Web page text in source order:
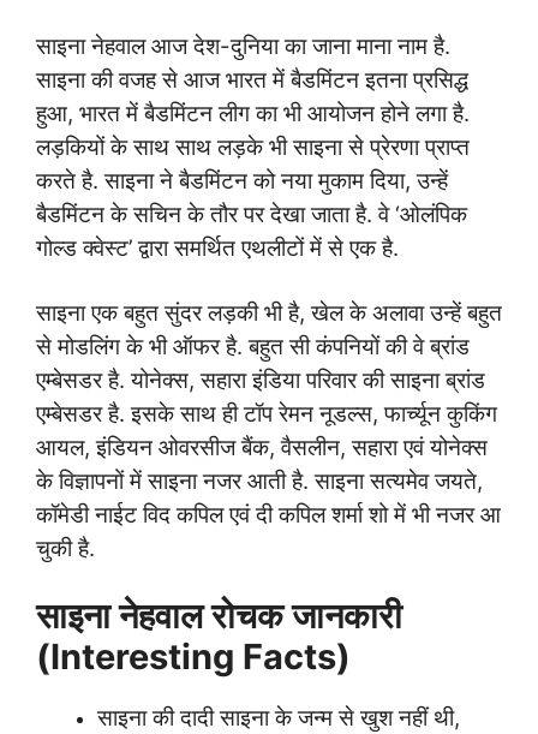
साइना नेहवाल आज देश-दुनिया का जाना माना नाम है.
साइना की वजह से आज भारत में बैडमिंटन इतना प्रसिद्ध
हुआ, भारत में बैडमिंटन लीग का भी आयोजन होने लगा है.
लड़कियों के साथ साथ लड़के भी साइना से प्रेरणा प्राप्त
करते है. साइना ने बैडमिंटन को नया मुकाम दिया, उन्हें
बैडमिंटन के सचिन के तौर पर देखा जाता है. वे ‘ओलंपिक
गोल्ड क्वेस्ट’ द्वारा समर्थित एथलीटों में से एक है.
साइना एक बहुत सुंदर लड़की भी है, खेल के अलावा उन्हें बहुत
से मोडलिंग के भी ऑफर है. बहुत सी कंपनियों की वे ब्रांड
एम्बेसडर है. योनेक्स, सहारा इंडिया परिवार की साइना ब्रांड
एम्बेसडर है. इसके साथ ही टॉप रेमन नूडल्स, फार्च्यून कुकिंग
आयल, इंडियन ओवरसीज बैंक, वैसलीन, सहारा एवं योनेक्स
के विज्ञापनों में साइना नजर आती है. साइना सत्यमेव जयते,
कॉमेडी नाईट विद कपिल एवं दी कपिल शर्मा शो में भी नजर आ
चुकी है.
साइना नेहवाल रोचक जानकारी
(Interesting Facts)
साइना की दादी साइना के जन्म से खुश नहीं थी,